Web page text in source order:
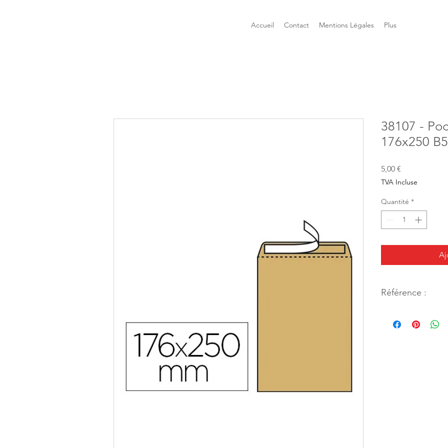
Accueil Contact Mentions Légales Plus
38107 -
176x250
5,00 €
TVA Incluse
Quantité *
Référence :